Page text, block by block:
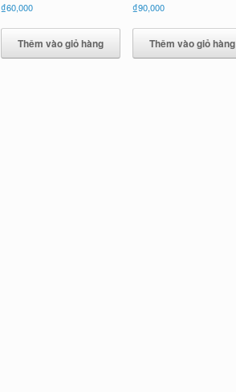
₫60,000
Thêm vào giỏ hàng
₫90,000
Thêm vào giỏ hàng